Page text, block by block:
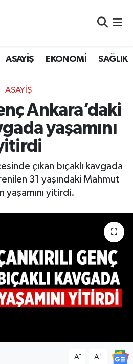
ASAYİŞ EKONOMİ SAĞLIK
ASAYİŞ
Ankara’daki
yaşamını
çıkan bıçaklı kavgada
31 yaşındaki Mahmut
yaşamını yitirdi.
A- A+
ve Fikstür